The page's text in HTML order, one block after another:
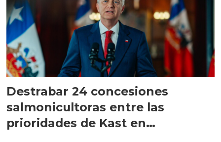
Destrabar 24 concesiones
salmonicultoras entre las
prioridades de Kast en